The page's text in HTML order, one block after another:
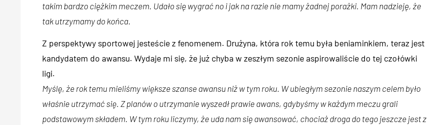
takim bardzo ciężkim meczem. Udało się wygrać no i jak na razie nie mamy żadnej porażki. Mam nadzieję, że
tak utrzymamy do końca.
Z perspektywy sportowej jesteście z fenomenem. Drużyna, która rok temu była beniaminkiem, teraz jest
kandydatem do awansu. Wydaje mi się, że już chyba w zeszłym sezonie aspirowaliście do tej czołówki
ligi.
Myślę, że rok temu mieliśmy większe szanse awansu niż w tym roku. W ubiegłym sezonie naszym celem było
właśnie utrzymać się. Z planów o utrzymanie wyszedł prawie awans, gdybyśmy w każdym meczu grali
podstawowym składem. W tym roku liczymy, że uda nam się awansować, chociaż droga do tego jeszcze jest z